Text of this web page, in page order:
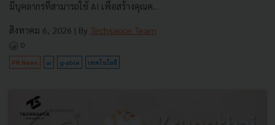
มีบุคลากรที่สามารถใช้ AI เพื่อสร้างคุณค...
สิงหาคม 6, 2026 | By Techsauce Team
0
PR News ai g-able เทคโนโลยี